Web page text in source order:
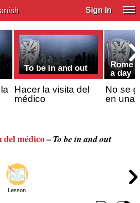
Sign In
To be in and out
Hacer la visita del
médico
Rome
a day
No se
en una
del médico– To be in and out
Lesson